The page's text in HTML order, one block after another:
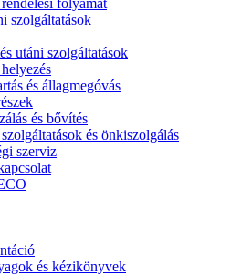
folyamat
szolgáltatások
utáni szolgáltatások
és állagmegóvás
és bővítés
és önkiszolgálás
szerviz
és kézikönyvek